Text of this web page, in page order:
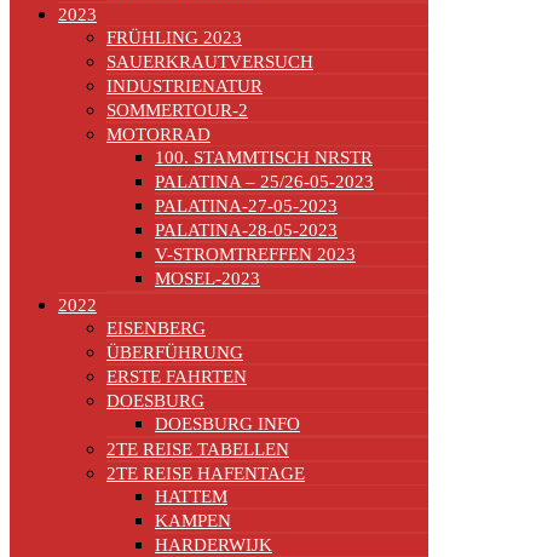
2023
FRÜHLING 2023
SAUERKRAUTVERSUCH
INDUSTRIENATUR
SOMMERTOUR-2
MOTORRAD
100. STAMMTISCH NRSTR
PALATINA – 25/26-05-2023
PALATINA-27-05-2023
PALATINA-28-05-2023
V-STROMTREFFEN 2023
MOSEL-2023
2022
EISENBERG
ÜBERFÜHRUNG
ERSTE FAHRTEN
DOESBURG
DOESBURG INFO
2TE REISE TABELLEN
2TE REISE HAFENTAGE
HATTEM
KAMPEN
HARDERWIJK